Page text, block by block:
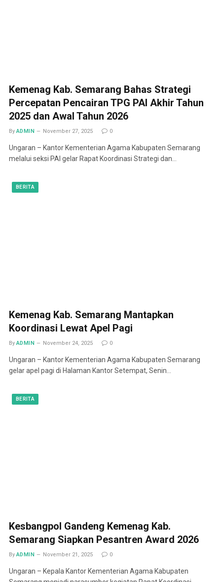
Kemenag Kab. Semarang Bahas Strategi
Percepatan Pencairan TPG PAI Akhir Tahun
2025 dan Awal Tahun 2026
By ADMIN November 27, 2025 0
Ungaran – Kantor Kementerian Agama Kabupaten Semarang
melalui seksi PAI gelar Rapat Koordinasi Strategi dan…
BERITA
Kemenag Kab. Semarang Mantapkan
Koordinasi Lewat Apel Pagi
By ADMIN November 24, 2025 0
Ungaran – Kantor Kementerian Agama Kabupaten Semarang
gelar apel pagi di Halaman Kantor Setempat, Senin…
BERITA
Kesbangpol Gandeng Kemenag Kab.
Semarang Siapkan Pesantren Award 2026
By ADMIN November 21, 2025 0
Ungaran – Kepala Kantor Kementerian Agama Kabupaten